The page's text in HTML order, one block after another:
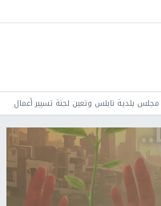
بلدية نابلس وتعين لجنة تسيير أعمال